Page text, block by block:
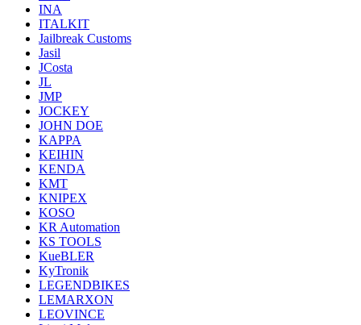
INA
ITALKIT
Jailbreak Customs
Jasil
JCosta
JL
JMP
JOCKEY
JOHN DOE
KAPPA
KEIHIN
KENDA
KMT
KNIPEX
KOSO
KR Automation
KS TOOLS
KueBLER
KyTronik
LEGENDBIKES
LEMARXON
LEOVINCE